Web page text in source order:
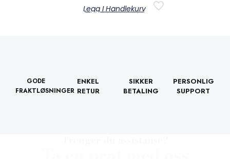
Legg I Handlekurv
GODE
FRAKTLØSNINGER
ENKEL
RETUR
SIKKER
BETALING
PERSONLIG
SUPPORT